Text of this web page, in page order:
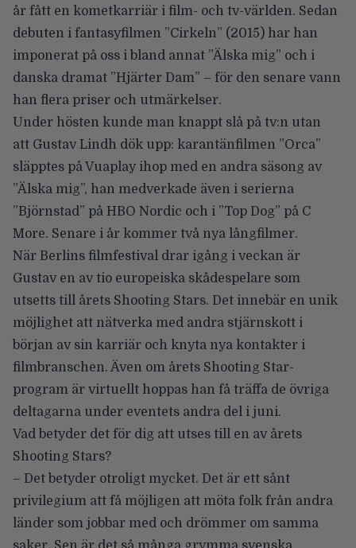
år fått en kometkarriär i film- och tv-världen. Sedan
debuten i fantasyfilmen ”Cirkeln” (2015) har han
imponerat på oss i bland annat ”Älska mig” och i
danska dramat ”Hjärter Dam” – för den senare vann
han flera priser och utmärkelser.
Under hösten kunde man knappt slå på tv:n utan
att Gustav Lindh dök upp: karantänfilmen ”Orca”
släpptes på Vuaplay ihop med en andra säsong av
”Älska mig”, han medverkade även i serierna
”Björnstad” på HBO Nordic och i ”Top Dog” på C
More. Senare i år kommer två nya långfilmer.
När Berlins filmfestival drar igång i veckan är
Gustav en av tio europeiska skådespelare som
utsetts till årets Shooting Stars. Det innebär en unik
möjlighet att nätverka med andra stjärnskott i
början av sin karriär och knyta nya kontakter i
filmbranschen. Även om årets Shooting Star-
program är virtuellt hoppas han få träffa de övriga
deltagarna under eventets andra del i juni.
Vad betyder det för dig att utses till en av årets
Shooting Stars?
– Det betyder otroligt mycket. Det är ett sånt
privilegium att få möjligen att möta folk från andra
länder som jobbar med och drömmer om samma